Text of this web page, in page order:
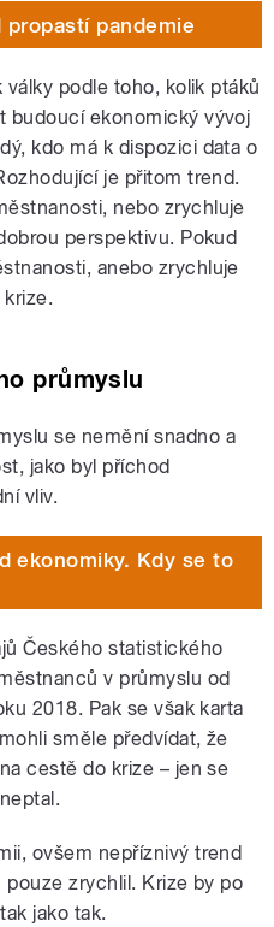
propastí pandemie
podle toho, kolik ptáků
budoucí ekonomický vývoj
kdo má k dispozici data o
je přitom trend.
nebo zrychluje
perspektivu. Pokud
anebo zrychluje
průmyslu
se nemění snadno a
jako byl příchod
vliv.
ekonomiky. Kdy se to
Českého statistického
v průmyslu od
2018. Pak se však karta
směle předvídat, že
cestě do krize – jen se
ovšem nepříznivý trend
zrychlil. Krize by po
jako tak.